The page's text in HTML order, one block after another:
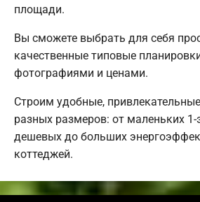
площади.
Вы сможете выбрать для себя
качественные типовые
фотографиями и ценами.
Строим удобные,
разных размеров: от маленьких
дешевых до больших
коттеджей.